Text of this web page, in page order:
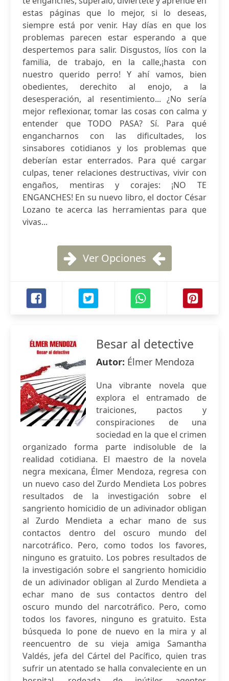
estas páginas que lo mejor, si lo deseas,
siempre está por venir. Hay días en que los
problemas parecen estar esperando a que
despertemos para salir. Disgustos, líos con la
familia, de trabajo, en la calle,¡hasta con
nuestro querido perro! Y ahí vamos, bien
obedientes, derechito al enojo, a la
desesperación, al resentimiento... ¿No sería
mejor reflexionar, tomar las cosas con calma y
entender que TODO PASA? Sí. Para qué
engancharnos con las dificultades, los
sinsabores cotidianos y los problemas que
deberían estar enterrados. Para qué cargar
culpas, tener relaciones destructivas, vivir con
engaños, mentiras y corajes: ¡NO TE
ENGANCHES! En su nuevo libro, el doctor César
Lozano te acerca las herramientas para que
vivas...
Ver Opciones
Besar al detective
Autor: Élmer Mendoza
Una vibrante novela que
explora el entramado de
traiciones, pactos y
conspiraciones de una
sociedad en la que el crimen
organizado forma parte indisoluble de la
realidad cotidiana. El maestro de la novela
negra mexicana, Élmer Mendoza, regresa con
un nuevo caso del Zurdo Mendieta Los pobres
resultados de la investigación sobre el
sangriento homicidio de un adivinador obligan
al Zurdo Mendieta a echar mano de sus
contactos dentro del oscuro mundo del
narcotráfico. Pero, como todos los favores,
ninguno es gratuito. Los pobres resultados de
la investigación sobre el sangriento homicidio
de un adivinador obligan al Zurdo Mendieta a
echar mano de sus contactos dentro del
oscuro mundo del narcotráfico. Pero, como
todos los favores, ninguno es gratuito. Esta
búsqueda lo pone de nuevo en la mira y al
reencuentro de su vieja amiga Samantha
Valdés, jefa del Cártel del Pacífico, quien tras
sufrir un atentado se halla convaleciente en un